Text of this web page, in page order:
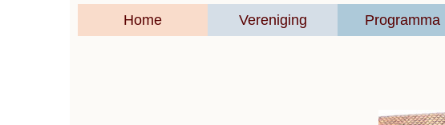
Home Vereniging Programma